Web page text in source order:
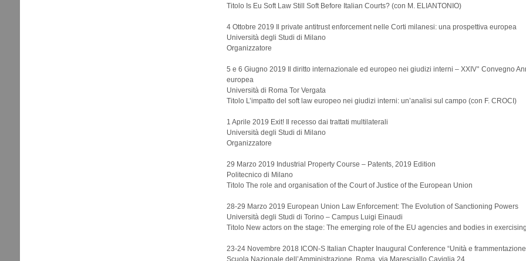
Titolo Is Eu Soft Law Still Soft Before Italian Courts? (con M. ELIANTONIO)
4 Ottobre 2019 Il private antitrust enforcement nelle Corti milanesi: una prospettiva europea
Università degli Studi di Milano
Organizzatore
5 e 6 Giugno 2019 Il diritto internazionale ed europeo nei giudizi interni – XXIV° Convegno
europea
Università di Roma Tor Vergata
Titolo L’impatto del soft law europeo nei giudizi interni: un’analisi sul campo (con F. CROCI)
1 Aprile 2019 Exit! Il recesso dai trattati multilaterali
Università degli Studi di Milano
Organizzatore
29 Marzo 2019 Industrial Property Course – Patents, 2019 Edition
Politecnico di Milano
Titolo The role and organisation of the Court of Justice of the European Union
28-29 Marzo 2019 European Union Law Enforcement: The Evolution of Sanctioning Powers
Università degli Studi di Torino – Campus Luigi Einaudi
Titolo New actors on the stage: The emerging role of the EU agencies and bodies in
23-24 Novembre 2018 ICON-S Italian Chapter Inaugural Conference “Unità e
Scuola Nazionale dell’Amministrazione, Roma, via Maresciallo Caviglia 24